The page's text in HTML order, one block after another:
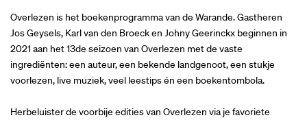
Overlezen is het boekenprogramma van de Warande. Gastheren
Jos Geysels, Karl van den Broeck en Johny Geerinckx beginnen in
2021 aan het 13de seizoen van Overlezen met de vaste
ingrediënten: een auteur, een bekende landgenoot, een stukje
voorlezen, live muziek, veel leestips én een boekentombola.
Herbeluister de voorbije edities van Overlezen via je favoriete